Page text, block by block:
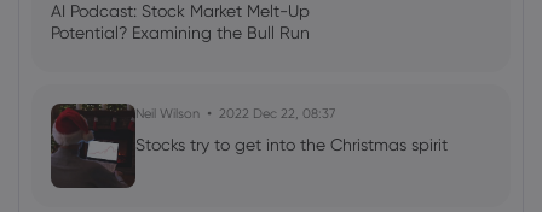
AI Podcast: Stock Market Melt-Up
Potential? Examining the Bull Run
Neil Wilson 2022 Dec 22, 08:37
Stocks try to get into the Christmas spirit